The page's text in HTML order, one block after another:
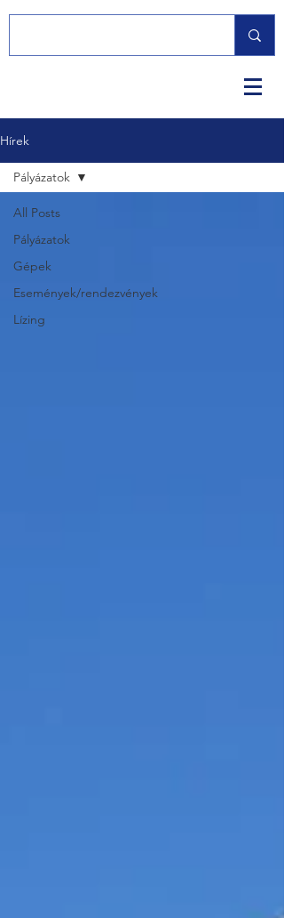
Hírek
All Posts
Pályázatok
Gépek
Események/rendezvények
Lízing
Pályázatok